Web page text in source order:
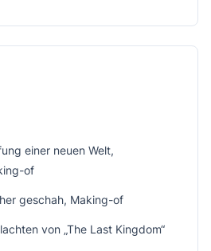
einer neuen Welt,
of
geschah, Making-of
von „The Last Kingdom“